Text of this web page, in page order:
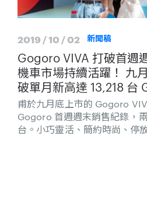
2019 / 10 / 02 新聞稿
Gogoro VIVA 打破首週
機車市場持續活躍！ 九
破單月新高達 13,218 台
量級智慧雙輪登入台北時
卡熱點
甫於九月底上市的 Gogoro
Gogoro 首週週末銷售紀錄，
台。小巧靈活、簡約時尚、停